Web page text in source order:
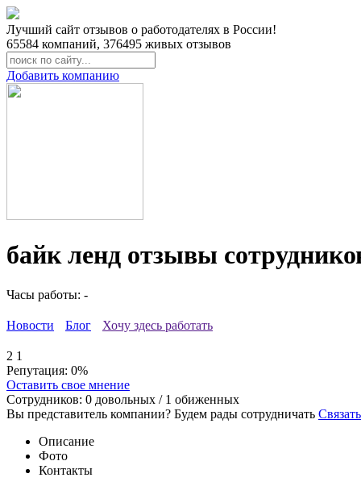
Лучший сайт отзывов о работодателях в России!
65584 компаний, 376495 живых отзывов
Добавить компанию
байк ленд отзывы
Часы работы: -
Новости Блог Хочу здесь работать
2 1
Репутация: 0%
Оставить свое мнение
Сотрудников: 0 довольных / 1 обиженных
Вы представитель компании? Будем рады сотрудничать
Описание
Фото
Контакты